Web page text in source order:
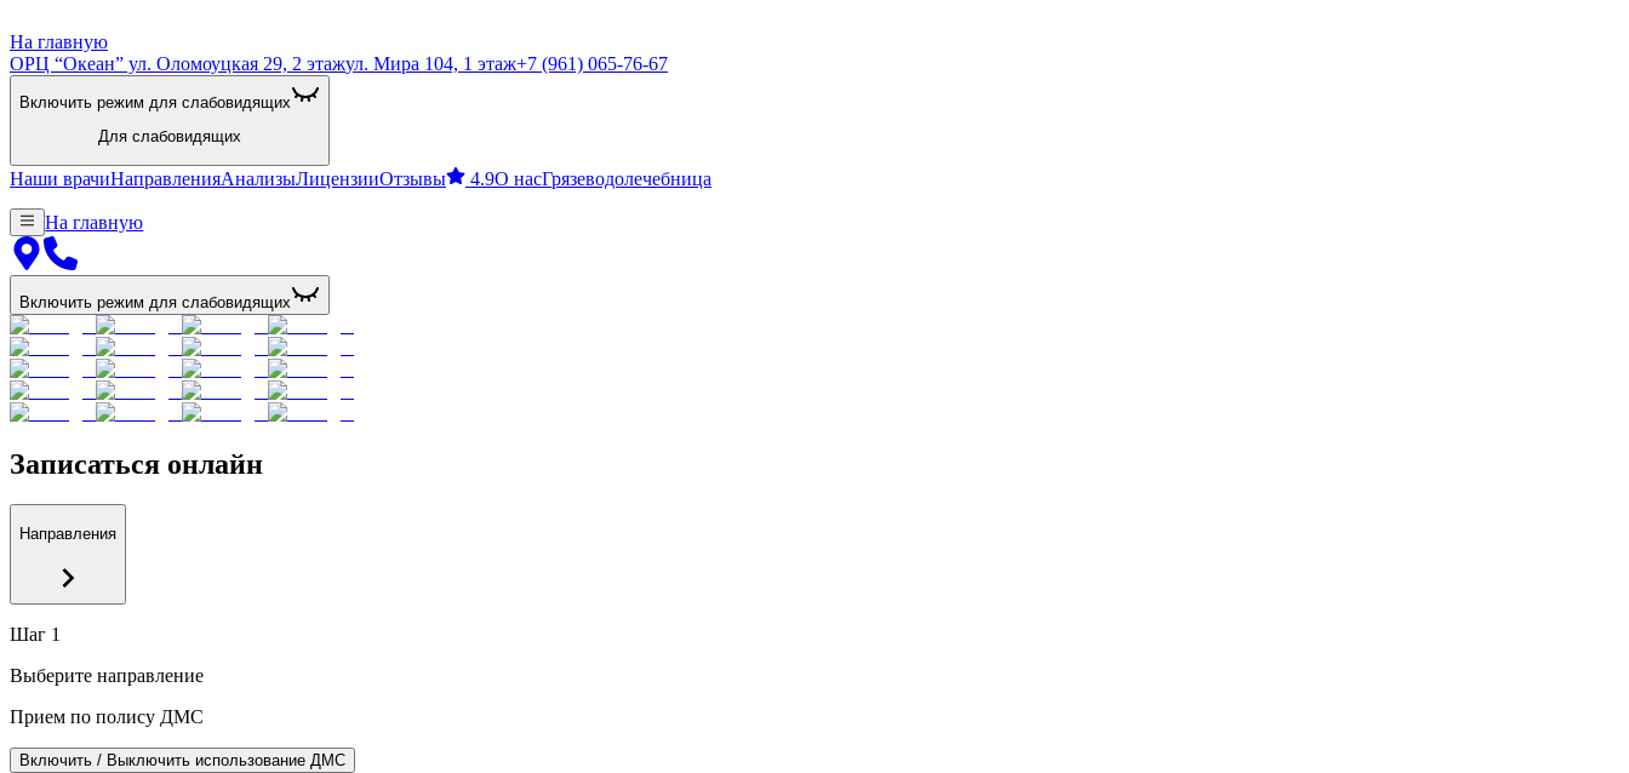
На главную
ОРЦ “Океан” ул. Оломоуцкая 29, 2 этажул. Мира 104, 1 этаж+7 (961) 065-76-67
Включить режим для слабовидящих
Для слабовидящих
Наши врачиНаправленияАнализыЛицензииОтзывы 4.9О насГрязеводолечебница
На главную
Включить режим для слабовидящих
Записаться онлайн
Направления
Шаг 1
Выберите направление
Прием по полису ДМС
Включить / Выключить использование ДМС